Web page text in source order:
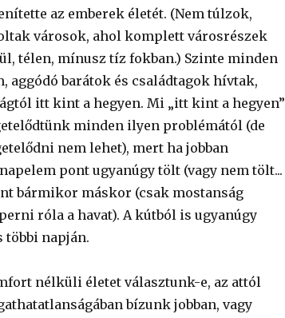
az emberek életét. (Nem túlzok,
városok, ahol komplett városrészek
télen, mínusz tíz fokban.) Szinte minden
aggódó barátok és családtagok hívtak,
itt kint a hegyen. Mi „itt kint a hegyen”
minden ilyen problémától (de
nem lehet), mert ha jobban
pont ugyanúgy tölt (vagy nem tölt...
bármikor máskor (csak mostanság
róla a havat). A kútból is ugyanúgy
többi napján.
nélküli életet választunk-e, az attól
bízunk jobban, vagy